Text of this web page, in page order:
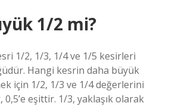
1/2 mi?
1/2, 1/3, 1/4 ve 1/5 kesirleri
Hangi kesrin daha büyük
için 1/2, 1/3 ve 1/4 değerlerini
0,5’e eşittir. 1/3, yaklaşık olarak